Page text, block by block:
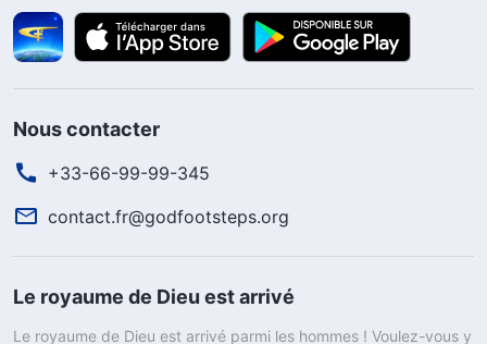
Nous contacter
+33-66-99-99-345
contact.fr@godfootsteps.org
Le royaume de Dieu est arrivé
Le royaume de Dieu est arrivé parmi les hommes ! Voulez-vous y